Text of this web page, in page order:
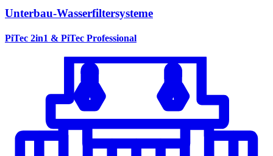
Unterbau-Wasserfiltersysteme
PiTec 2in1 & PiTec Professional